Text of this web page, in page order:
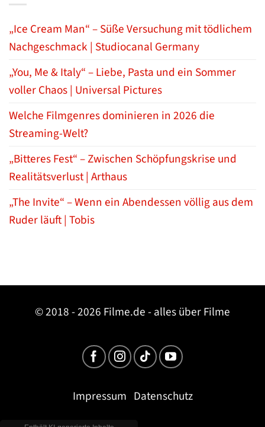
„Ice Cream Man“ – Süße Versuchung mit tödlichem
Nachgeschmack | Studiocanal Germany
„You, Me & Italy“ – Liebe, Pasta und ein Sommer
voller Chaos | Universal Pictures
Welche Filmgenres dominieren in 2026 die
Streaming-Welt?
„Bitteres Fest“ – Zwischen Schöpfungskrise und
Realitätsverlust | Arthaus
„The Invite“ – Wenn ein Abendessen völlig aus dem
Ruder läuft | Tobis
© 2018 - 2026 Filme.de - alles über Filme
Impressum Datenschutz